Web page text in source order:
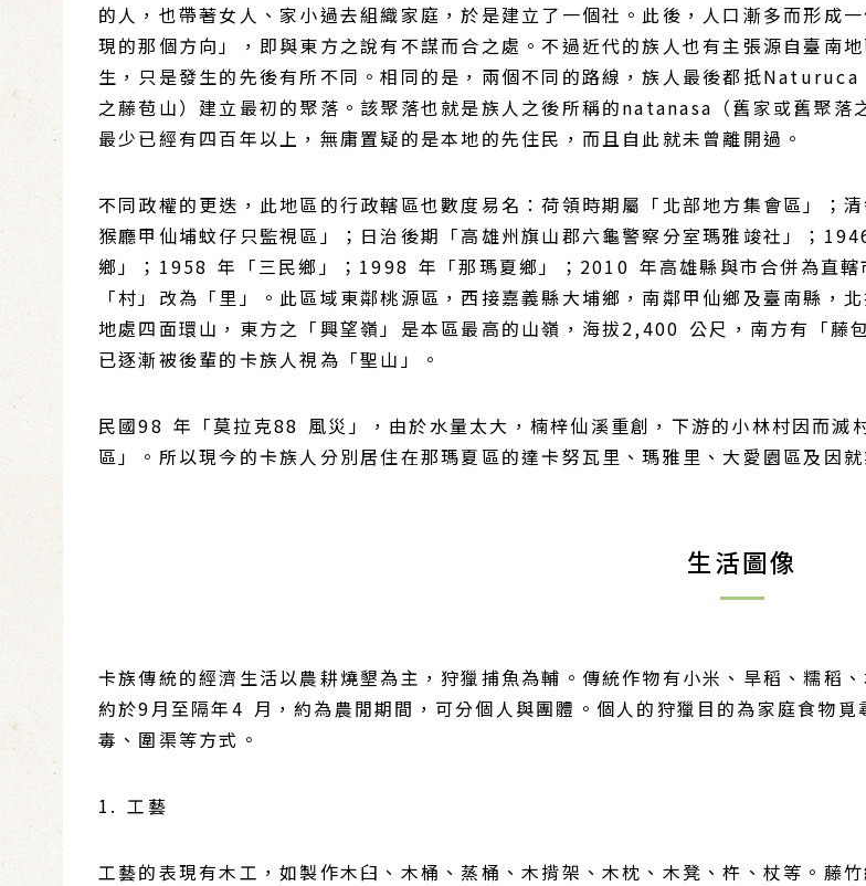
的人，也帶著女人、家小過去組織家庭，於是建立了一個社。此後，人口漸多而形成
現的那個方向」，即與東方之說有不謀而合之處。不過近代的族人也有主張源自臺南
生，只是發生的先後有所不同。相同的是，兩個不同的路線，族人最後都抵
之藤苞山）建立最初的聚落。該聚落也就是族人之後所稱的natanasa（舊家或舊聚落
最少已經有四百年以上，無庸置疑的是本地的先住民，而且自此就未曾離開過。
不同政權的更迭，此地區的行政轄區也數度易名：荷領時期屬「北部地方集會區」；
猴廳甲仙埔蚊仔只監視區」；日治後期「高雄州旗山郡六龜警察分室瑪雅竣社」；
鄉」；1958 年「三民鄉」；1998 年「那瑪夏鄉」；2010 年高雄縣與市合併為直轄
「村」改為「里」。此區域東鄰桃源區，西接嘉義縣大埔鄉，南鄰甲仙鄉及臺南縣，
地處四面環山，東方之「興望嶺」是本區最高的山嶺，海拔2,400 公尺，南方有「藤
已逐漸被後輩的卡族人視為「聖山」。
民國98 年「莫拉克88 風災」，由於水量太大，楠梓仙溪重創，下游的小林村因而滅
區」。所以現今的卡族人分別居住在那瑪夏區的達卡努瓦里、瑪雅里、大愛園區及因
生活圖像
卡族傳統的經濟生活以農耕燒墾為主，狩獵捕魚為輔。傳統作物有小米、旱稻、糯稻
約於9月至隔年4 月，約為農閒期間，可分個人與團體。個人的狩獵目的為家庭食物
毒、圍渠等方式。
1. 工藝
工藝的表現有木工，如製作木臼、木桶、蒸桶、木揹架、木枕、木凳、杵、杖等。藤